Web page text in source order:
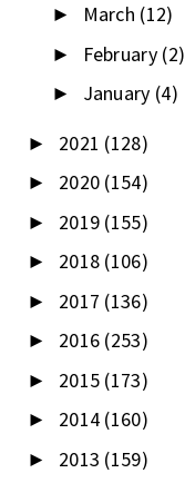
► March (12)
► February (2)
► January (4)
► 2021 (128)
► 2020 (154)
► 2019 (155)
► 2018 (106)
► 2017 (136)
► 2016 (253)
► 2015 (173)
► 2014 (160)
► 2013 (159)